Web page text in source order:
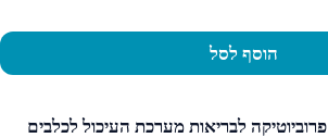
הוסף לסל
PAW DigestiCare פרוביוטיקה לבריאות מערכת העיכול לכלבים